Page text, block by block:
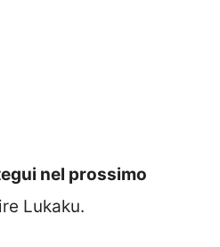
nel prossimo
Lukaku.